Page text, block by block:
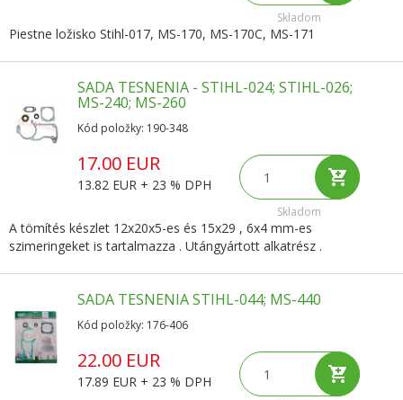
Skladom
Piestne ložisko Stihl-017, MS-170, MS-170C, MS-171
SADA TESNENIA - STIHL-024; STIHL-026;
MS-240; MS-260
Kód položky: 190-348
17.00 EUR
13.82 EUR + 23 % DPH
Skladom
A tömítés készlet 12x20x5-es és 15x29 , 6x4 mm-es
szimeringeket is tartalmazza . Utángyártott alkatrész .
SADA TESNENIA STIHL-044; MS-440
Kód položky: 176-406
22.00 EUR
17.89 EUR + 23 % DPH